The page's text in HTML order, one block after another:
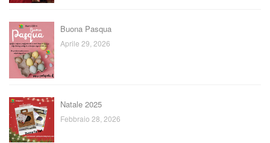
Buona Pasqua
Aprile 29, 2026
Natale 2025
Febbraio 28, 2026